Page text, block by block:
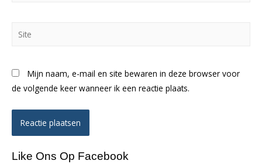
Mijn naam, e-mail en site bewaren in deze browser voor
de volgende keer wanneer ik een reactie plaats.
Like Ons Op Facebook